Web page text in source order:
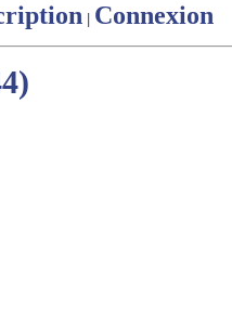
| Connexion